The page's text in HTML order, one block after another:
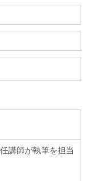
講師が執筆を担当